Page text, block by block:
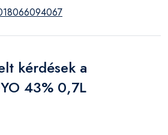
kérdések a
43% 0,7L